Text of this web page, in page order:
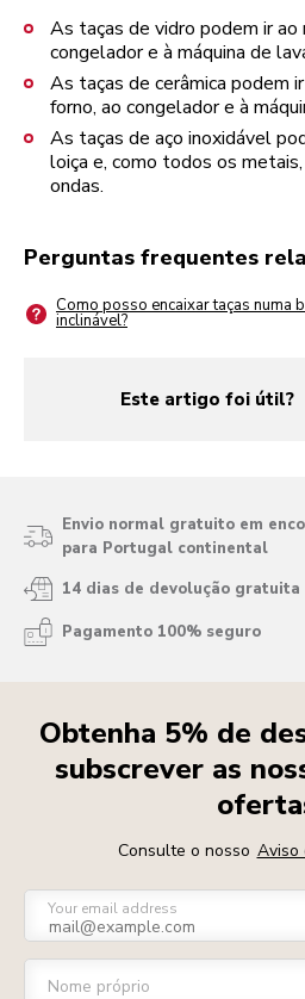
As taças de vidro podem ir ao
congelador e à máquina de
As taças de cerâmica podem
forno, ao congelador e à
As taças de aço inoxidável
loiça e, como todos os
ondas.
Perguntas frequentes
Como posso encaixar taças numa
inclinável?
Este artigo foi útil?
yes
no
Envio normal gratuito em
para Portugal continental
14 dias de devolução gratuita
Pagamento 100% seguro
Obtenha 5% de
subscrever as
Consulte o nosso Aviso
Your email address
Nome próprio